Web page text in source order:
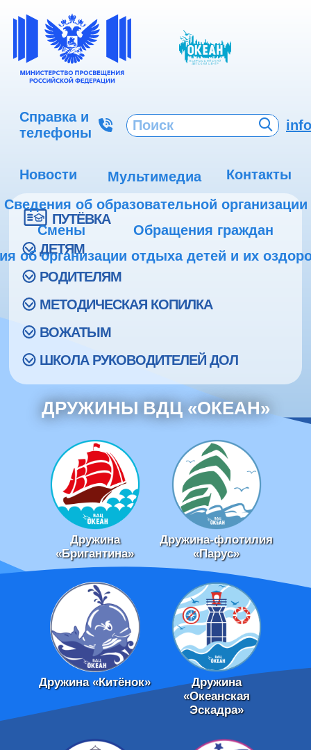
Справка и
телефоны
Новости Мультимедиа
Контакты
Сведения об образовательной организации
Смены
Обращения граждан
об организации отдыха детей и их
ПУТЁВКА
ДЕТЯМ
РОДИТЕЛЯМ
МЕТОДИЧЕСКАЯ КОПИЛКА
ВОЖАТЫМ
ШКОЛА РУКОВОДИТЕЛЕЙ ДОЛ
ДРУЖИНЫ ВДЦ «ОКЕАН»
Дружина
«Бригантина»
Дружина-флотилия
«Парус»
Дружина «Китёнок»
Дружина
«Океанская
Эскадра»